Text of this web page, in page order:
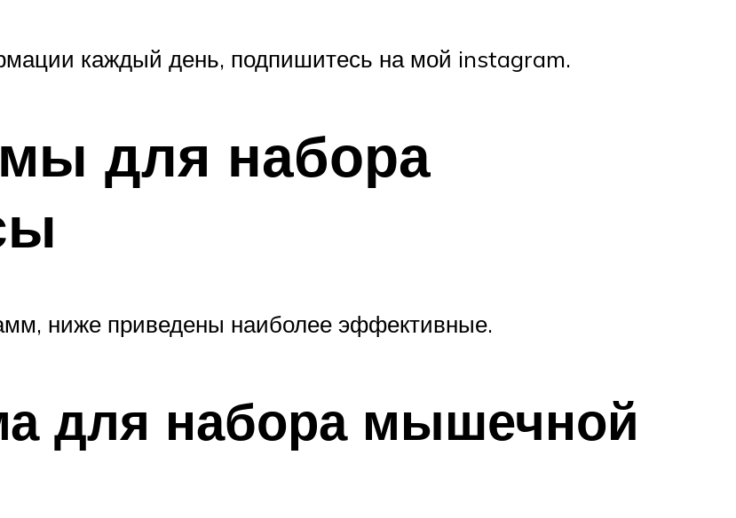
каждый день, подпишитесь на мой instagram.
для набора
ниже приведены наиболее эффективные.
для набора мышечной